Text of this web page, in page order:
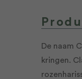
De naam
kringen.